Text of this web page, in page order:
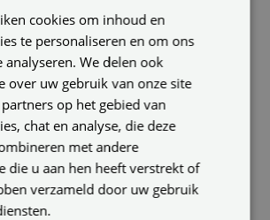
verlichting. Die is in elke ruimte
in de keuken. Zo is het
om een goed verlicht
te hebben. Dan zie je tenminste waar
andere kant wil je boven de eettafel
licht, voor die gezellige,
met vrienden die altijd in de keuken
voor het renoveren van je plafond
over waar je wat voor licht wilt.
cookies om inhoud en
te personaliseren en om ons
analyseren. We delen ook
over uw gebruik van onze site
op het gebied van
chat en analyse, die deze
met andere
die u aan hen heeft verstrekt of
verzameld door uw gebruik